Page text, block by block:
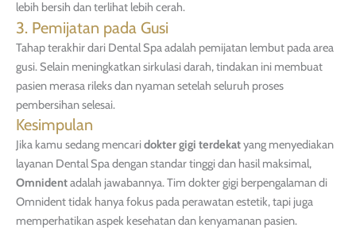
lebih bersih dan terlihat lebih cerah.
3. Pemijatan pada Gusi
Tahap terakhir dari Dental Spa adalah pemijatan lembut pada area
gusi. Selain meningkatkan sirkulasi darah, tindakan ini membuat
pasien merasa rileks dan nyaman setelah seluruh proses
pembersihan selesai.
Kesimpulan
Jika kamu sedang mencari dokter gigi terdekatyang menyediakan
layanan Dental Spa dengan standar tinggi dan hasil maksimal,
Omnidentadalah jawabannya. Tim dokter gigi berpengalaman di
Omnident tidak hanya fokus pada perawatan estetik, tapi juga
memperhatikan aspek kesehatan dan kenyamanan pasien.